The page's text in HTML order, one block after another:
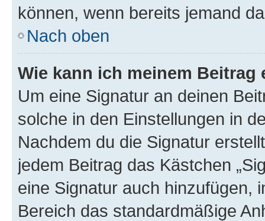
können, wenn bereits jemand
Nach oben
Wie kann ich meinem
Um eine Signatur an deinen
solche in den Einstellungen in
Nachdem du die Signatur
jedem Beitrag das Kästchen
eine Signatur auch hinzufügen,
Bereich das standardmäßige